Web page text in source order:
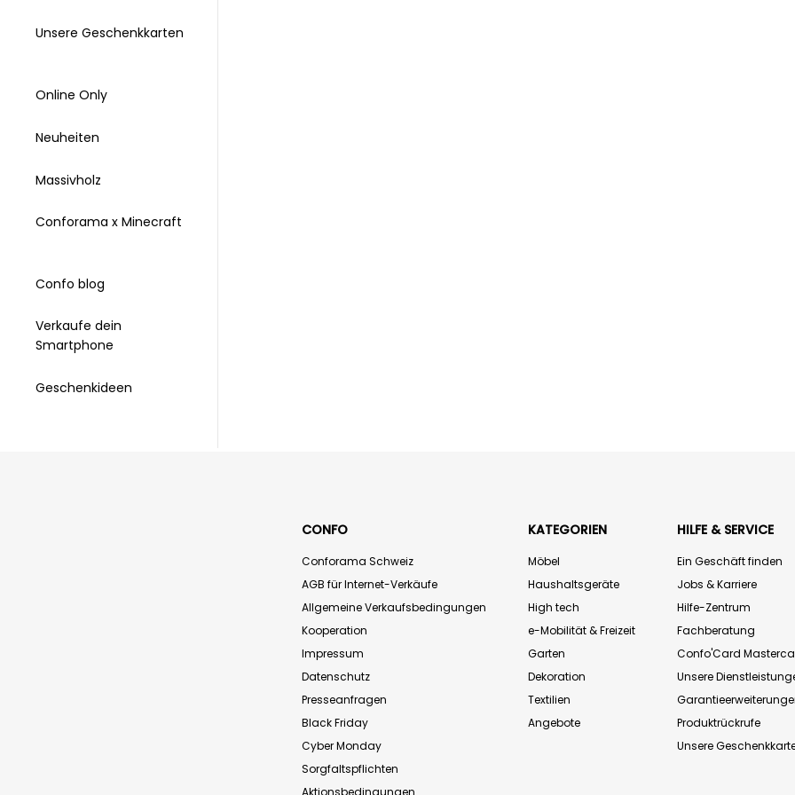
Unsere Geschenkkarten
Online Only
Neuheiten
Massivholz
Conforama x Minecraft
Confo blog
Verkaufe dein
Smartphone
Geschenkideen
CONFO
Conforama Schweiz
AGB für Internet-Verkäufe
Allgemeine Verkaufsbedingungen
Kooperation
Impressum
Datenschutz
Presseanfragen
Black Friday
Cyber Monday
Sorgfaltspflichten
KATEGORIEN
Möbel
Haushaltsgeräte
High tech
e-Mobilität & Freizeit
Garten
Dekoration
Textilien
Angebote
HILFE & SERVICE
Ein Geschäft finden
Jobs & Karriere
Hilfe-Zentrum
Fachberatung
Confo'Card
Unsere
Produktrückrufe
Unsere